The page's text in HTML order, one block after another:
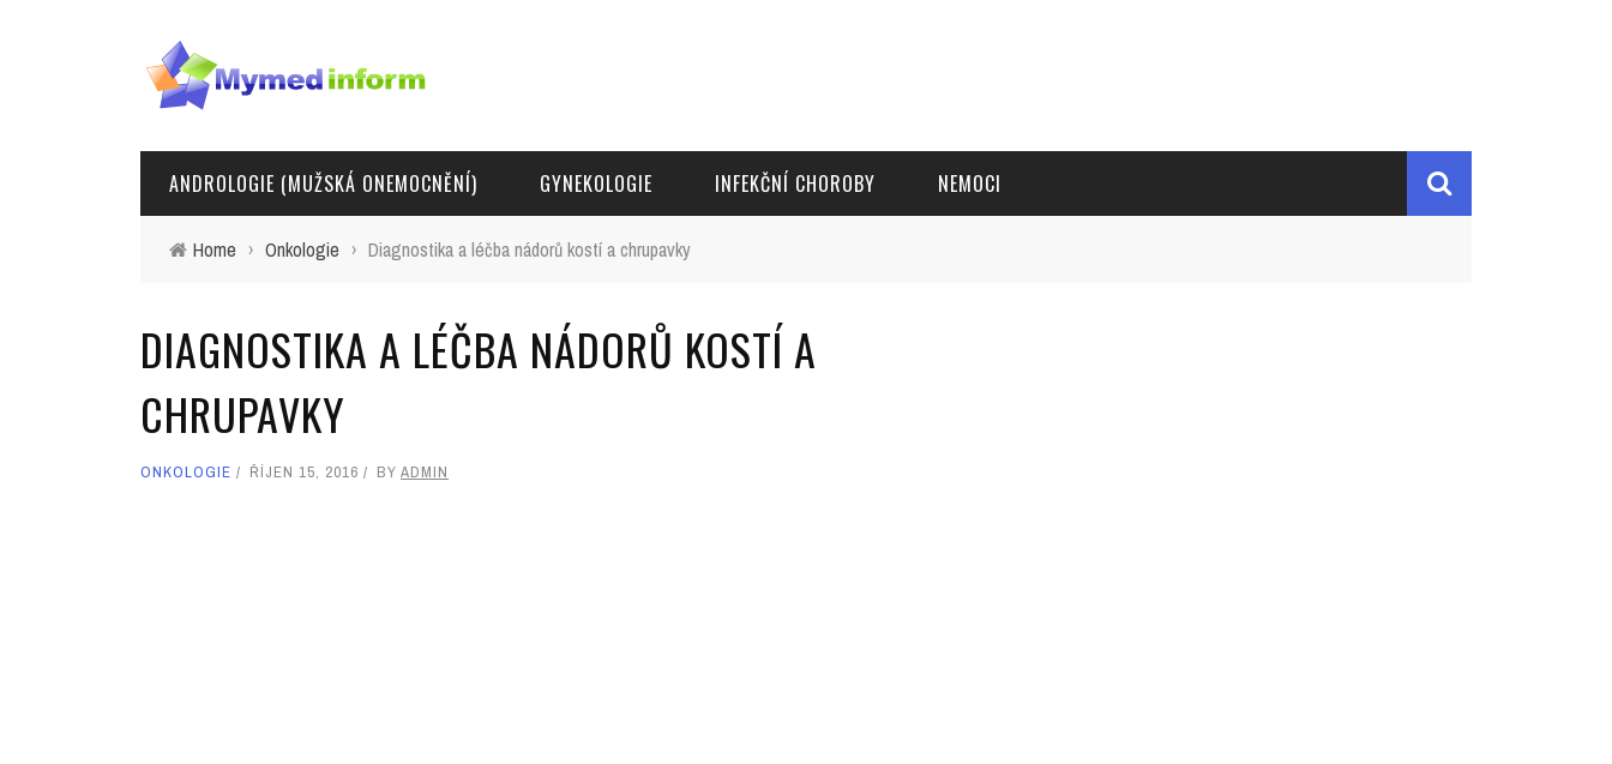
ANDROLOGIE (MUŽSKÁ ONEMOCNĚNÍ) GYNEKOLOGIE INFEKČNÍ CHOROBY NEMOCI
Home › Onkologie › Diagnostika a léčba nádorů kostí a chrupavky
DIAGNOSTIKA A LÉČBA NÁDORŮ KOSTÍ A
CHRUPAVKY
ONKOLOGIE ŘÍJEN 15, 2016 BY ADMIN